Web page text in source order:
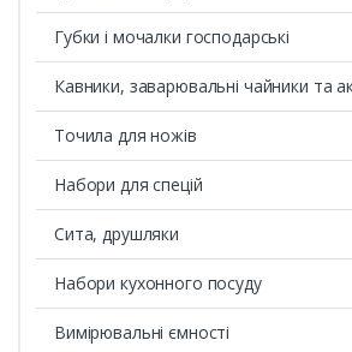
Губки і мочалки господарські
Кавники, заварювальні чайники та
Точила для ножів
Набори для спецій
Сита, друшляки
Набори кухонного посуду
Вимірювальні ємності